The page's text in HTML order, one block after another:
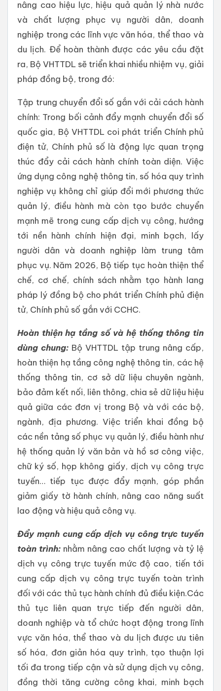
nâng cao hiệu lực, hiệu quả quản lý nhà nước
và chất lượng phục vụ người dân, doanh
nghiệp trong các lĩnh vực văn hóa, thể thao và
du lịch. Để hoàn thành được các yêu cầu đặt
ra, Bộ VHTTDL sẽ triển khai nhiều nhiệm vụ, giải
pháp đồng bộ, trong đó:
Tập trung chuyển đổi số gắn với cải cách hành
chính: Trong bối cảnh đẩy mạnh chuyển đổi số
quốc gia, Bộ VHTTDL coi phát triển Chính phủ
điện tử, Chính phủ số là động lực quan trọng
thúc đẩy cải cách hành chính toàn diện. Việc
ứng dụng công nghệ thông tin, số hóa quy trình
nghiệp vụ không chỉ giúp đổi mới phương thức
quản lý, điều hành mà còn tạo bước chuyển
mạnh mẽ trong cung cấp dịch vụ công, hướng
tới nền hành chính hiện đại, minh bạch, lấy
người dân và doanh nghiệp làm trung tâm
phục vụ. Năm 2026, Bộ tiếp tục hoàn thiện thể
chế, cơ chế, chính sách nhằm tạo hành lang
pháp lý đồng bộ cho phát triển Chính phủ điện
tử, Chính phủ số gắn với CCHC.
Hoàn thiện hạ tầng số và hệ thống thông tin
dùng chung: Bộ VHTTDL tập trung nâng cấp,
hoàn thiện hạ tầng công nghệ thông tin, các hệ
thống thông tin, cơ sở dữ liệu chuyên ngành,
bảo đảm kết nối, liên thông, chia sẻ dữ liệu hiệu
quả giữa các đơn vị trong Bộ và với các bộ,
ngành, địa phương. Việc triển khai đồng bộ
các nền tảng số phục vụ quản lý, điều hành như
hệ thống quản lý văn bản và hồ sơ công việc,
chữ ký số, họp không giấy, dịch vụ công trực
tuyến… tiếp tục được đẩy mạnh, góp phần
giảm giấy tờ hành chính, nâng cao năng suất
lao động và hiệu quả công vụ.
Đẩy mạnh cung cấp dịch vụ công trực tuyến
toàn trình: nhằm nâng cao chất lượng và tỷ lệ
dịch vụ công trực tuyến mức độ cao, tiến tới
cung cấp dịch vụ công trực tuyến toàn trình
đối với các thủ tục hành chính đủ điều kiện.Các
thủ tục liên quan trực tiếp đến người dân,
doanh nghiệp và tổ chức hoạt động trong lĩnh
vực văn hóa, thể thao và du lịch được ưu tiên
số hóa, đơn giản hóa quy trình, tạo thuận lợi
tối đa trong tiếp cận và sử dụng dịch vụ công,
đồng thời tăng cường công khai, minh bạch